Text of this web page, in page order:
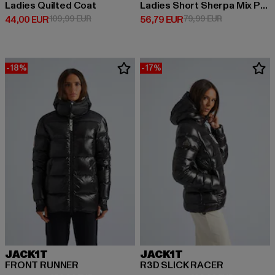
Ladies Quilted Coat
44,00 EUR
Prix courant: 44,00 EUR
109,99 EURPrix en promotion: 109,99 EUR
Ladies Short Sherpa Mix Puffer Jacket
56,79 EUR
Prix courant: 56,79 EUR
79,99 EURPrix en
-18%
JACK1T
FRONT RUNNER
-17%
JACK1T
R3D SLICK RACER